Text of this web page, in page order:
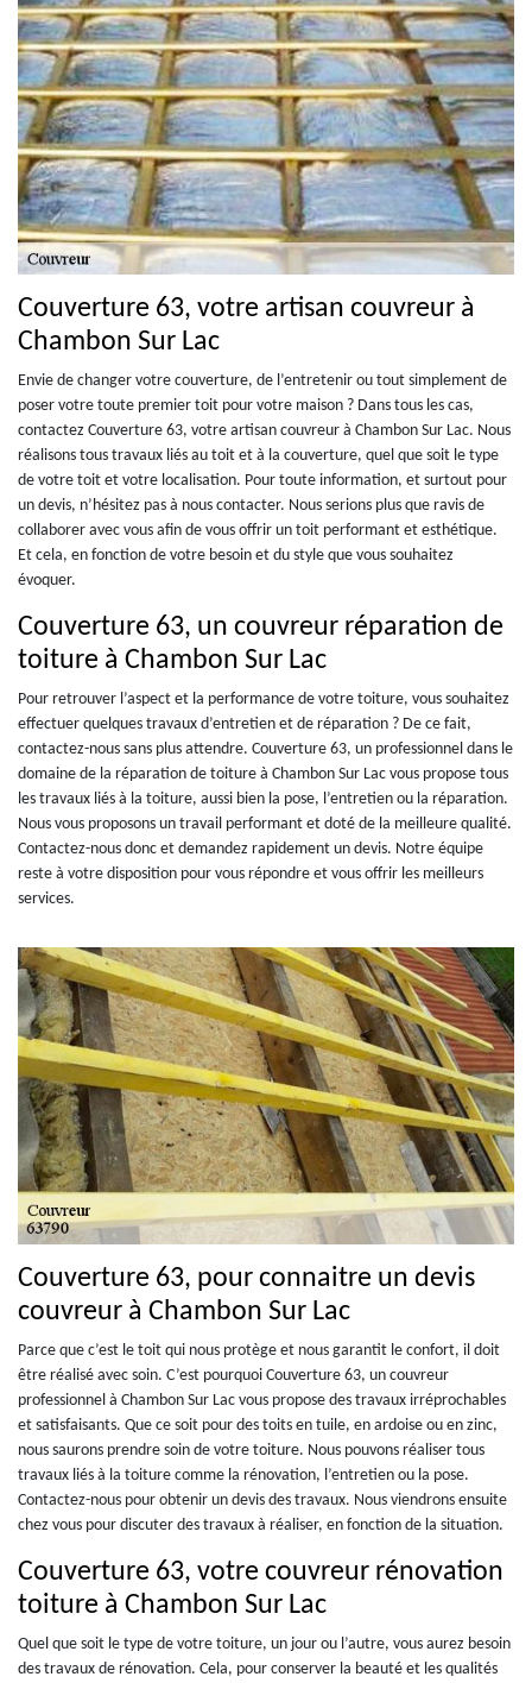
Couverture 63, votre artisan couvreur à
Chambon Sur Lac
Envie de changer votre couverture, de l’entretenir ou tout simplement de
poser votre toute premier toit pour votre maison ? Dans tous les cas,
contactez Couverture 63, votre artisan couvreur à Chambon Sur Lac. Nous
réalisons tous travaux liés au toit et à la couverture, quel que soit le type
de votre toit et votre localisation. Pour toute information, et surtout pour
un devis, n’hésitez pas à nous contacter. Nous serions plus que ravis de
collaborer avec vous afin de vous offrir un toit performant et esthétique.
Et cela, en fonction de votre besoin et du style que vous souhaitez
évoquer.
Couverture 63, un couvreur réparation de
toiture à Chambon Sur Lac
Pour retrouver l’aspect et la performance de votre toiture, vous souhaitez
effectuer quelques travaux d’entretien et de réparation ? De ce fait,
contactez-nous sans plus attendre. Couverture 63, un professionnel dans le
domaine de la réparation de toiture à Chambon Sur Lac vous propose tous
les travaux liés à la toiture, aussi bien la pose, l’entretien ou la réparation.
Nous vous proposons un travail performant et doté de la meilleure qualité.
Contactez-nous donc et demandez rapidement un devis. Notre équipe
reste à votre disposition pour vous répondre et vous offrir les meilleurs
services.
Couverture 63, pour connaitre un devis
couvreur à Chambon Sur Lac
Parce que c’est le toit qui nous protège et nous garantit le confort, il doit
être réalisé avec soin. C’est pourquoi Couverture 63, un couvreur
professionnel à Chambon Sur Lac vous propose des travaux irréprochables
et satisfaisants. Que ce soit pour des toits en tuile, en ardoise ou en zinc,
nous saurons prendre soin de votre toiture. Nous pouvons réaliser tous
travaux liés à la toiture comme la rénovation, l’entretien ou la pose.
Contactez-nous pour obtenir un devis des travaux. Nous viendrons ensuite
chez vous pour discuter des travaux à réaliser, en fonction de la situation.
Couverture 63, votre couvreur rénovation
toiture à Chambon Sur Lac
Quel que soit le type de votre toiture, un jour ou l’autre, vous aurez besoin
des travaux de rénovation. Cela, pour conserver la beauté et les qualités